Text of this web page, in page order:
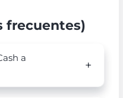
frecuentes)
a